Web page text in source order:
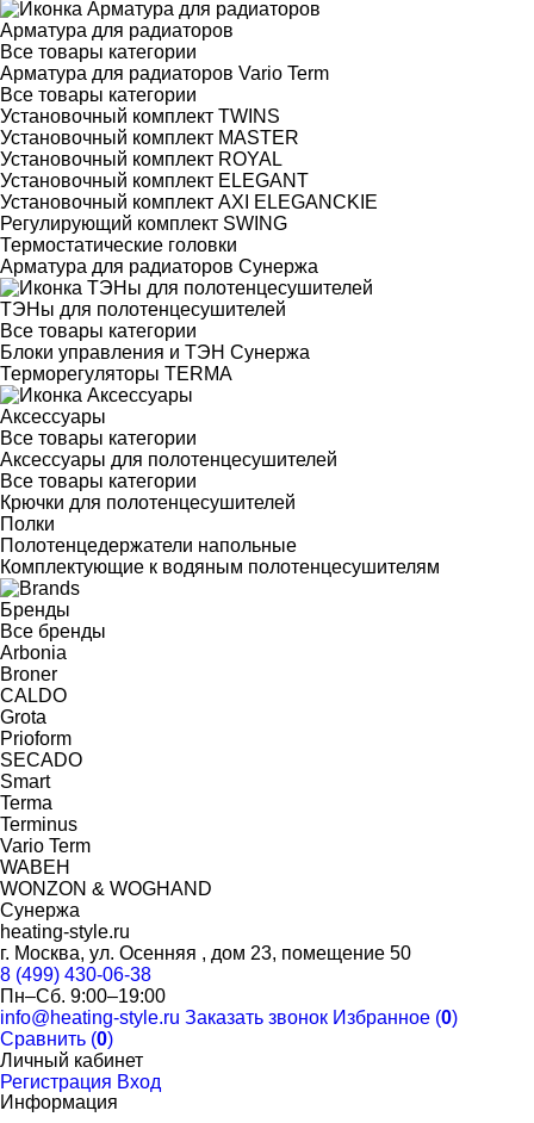
Арматура для радиаторов
Все товары категории
Арматура для радиаторов Vario Term
Все товары категории
Установочный комплект TWINS
Установочный комплект MASTER
Установочный комплект ROYAL
Установочный комплект ELEGANT
Установочный комплект AXI ELEGANCKIE
Регулирующий комплект SWING
Термостатические головки
Арматура для радиаторов Сунержа
ТЭНы для полотенцесушителей
Все товары категории
Блоки управления и ТЭН Сунержа
Терморегуляторы TERMA
Аксессуары
Все товары категории
Аксессуары для полотенцесушителей
Все товары категории
Крючки для полотенцесушителей
Полки
Полотенцедержатели напольные
Комплектующие к водяным полотенцесушителям
Бренды
Все бренды
Arbonia
Broner
CALDO
Grota
Prioform
SECADO
Smart
Terma
Terminus
Vario Term
WABEH
WONZON & WOGHAND
Сунержа
heating-style.ru
г. Москва, ул. Осенняя , дом 23, помещение 50
8 (499) 430-06-38
Пн–Сб. 9:00–19:00
info@heating-style.ru Заказать звонок Избранное (0)
Сравнить (0)
Личный кабинет
Регистрация Вход
Информация